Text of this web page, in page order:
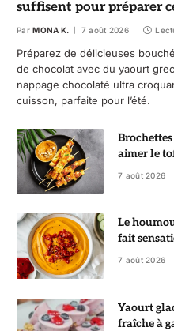
suffisent pour préparer
Par MONA K. 7 août 2026
Préparez de délicieuses
de chocolat avec du yaourt
nappage chocolaté ultra
cuisson, parfaite pour l’été.
aimer le
7 août 2026
Le
fait
7 août 2026
Yaourt
fraîche à